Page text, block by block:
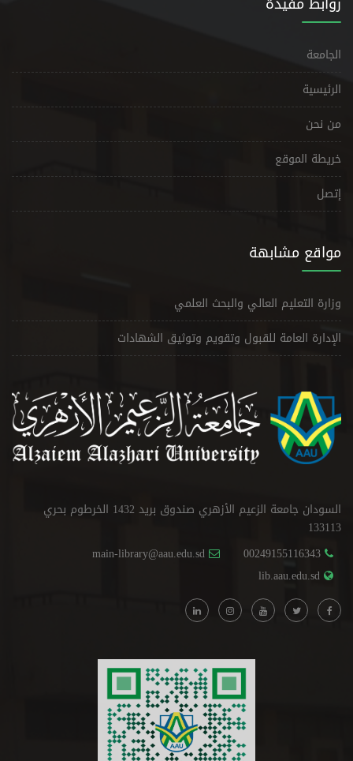
الجامعة
الرئيسية
من نحن
خريطة الموقع
إتصل
مواقع مشابهة
وزارة التعليم العالي والبحث العلمي
الإدارة العامة للقبول وتقويم وتوثيق الشهادات
السودان جامعة الزعيم الأزهري صندوق بريد 1432 الخرطوم بحري
133113
00249155116343
main-library@aau.edu.sd
lib.aau.edu.sd